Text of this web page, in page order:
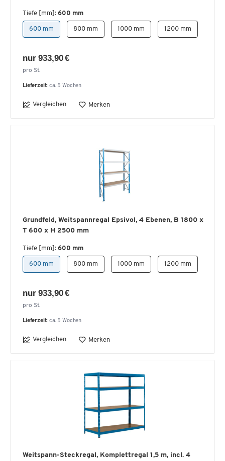
Tiefe [mm]: 600 mm
600 mm 800 mm 1000 mm 1200 mm
nur 933,90 €
pro St.
Lieferzeit: ca. 5 Wochen
Vergleichen Merken
Grundfeld, Weitspannregal Epsivol, 4 Ebenen, B 1800 x
T 600 x H 2500 mm
Tiefe [mm]: 600 mm
600 mm 800 mm 1000 mm 1200 mm
nur 933,90 €
pro St.
Lieferzeit: ca. 5 Wochen
Vergleichen Merken
Weitspann-Steckregal, Komplettregal 1,5 m, incl. 4